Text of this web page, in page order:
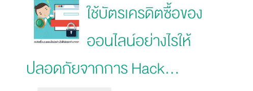
ใช้บัตรเครดิตซื้อของ
ออนไลน์อย่างไรให้
ปลอดภัยจากการ Hack...